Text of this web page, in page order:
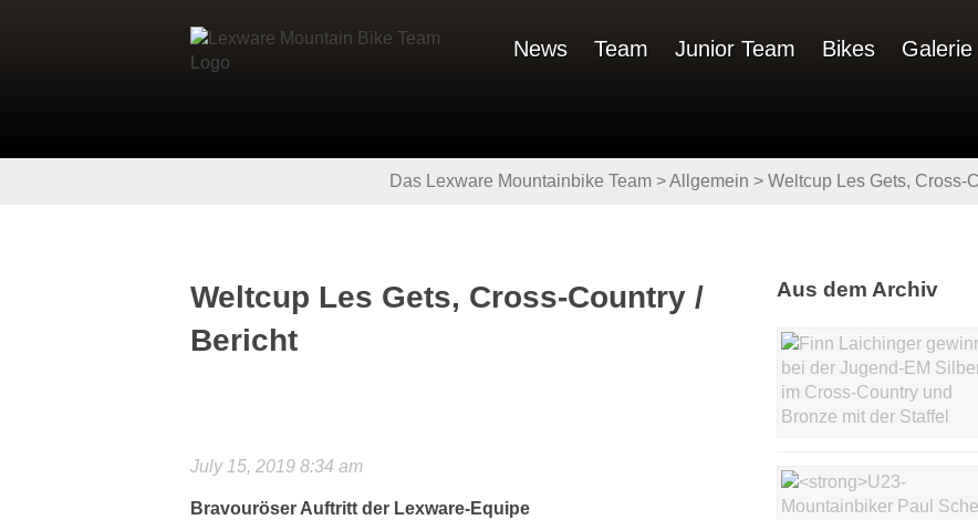
News Team Junior Team Bikes Galerie
Das Lexware Mountainbike Team >Allgemein > Weltcup Les Gets, Cross-
Weltcup Les Gets, Cross-Country /
Bericht
July 15, 2019 8:34 am
Bravouröser Auftritt der Lexware-Equipe
Aus dem Archiv